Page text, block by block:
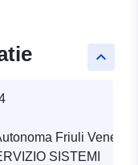
keyboard_arrow_up
Friuli Venezia
SISTEMI